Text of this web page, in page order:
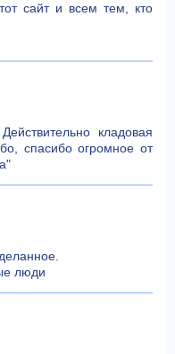
сайт и всем тем, кто
кладовая
спасибо огромное от
люди